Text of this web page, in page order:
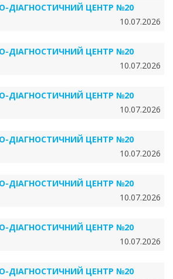
ДІАГНОСТИЧНИЙ ЦЕНТР №20
10.07.2026
ДІАГНОСТИЧНИЙ ЦЕНТР №20
10.07.2026
ДІАГНОСТИЧНИЙ ЦЕНТР №20
10.07.2026
ДІАГНОСТИЧНИЙ ЦЕНТР №20
10.07.2026
ДІАГНОСТИЧНИЙ ЦЕНТР №20
10.07.2026
ДІАГНОСТИЧНИЙ ЦЕНТР №20
10.07.2026
ДІАГНОСТИЧНИЙ ЦЕНТР №20